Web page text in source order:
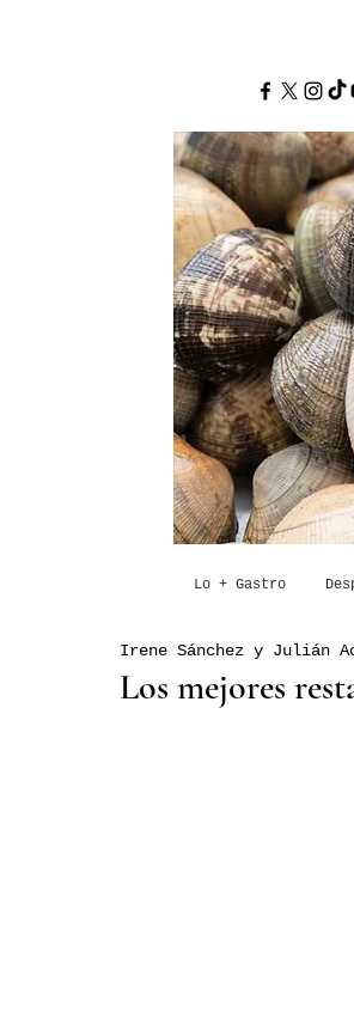
Lo + Gastro
Los mejores
Irene Sánchez y Julián